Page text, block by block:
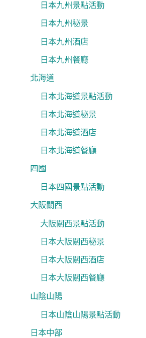
日本九州景點活動
日本九州秘景
日本九州酒店
日本九州餐廳
北海道
日本北海道景點活動
日本北海道秘景
日本北海道酒店
日本北海道餐廳
四國
日本四國景點活動
大阪關西
大阪關西景點活動
日本大阪關西秘景
日本大阪關西酒店
日本大阪關西餐廳
山陰山陽
日本山陰山陽景點活動
日本中部